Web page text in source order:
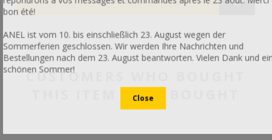
CUSTOMERS WHO BOUGHT
THIS ITEM ALSO BOUGHT
bon été!
ANEL ist vom 10. bis einschließlich 23. August wegen der
Sommerferien geschlossen. Wir werden Ihre Nachrichten und
Bestellungen nach dem 23. August beantworten. Vielen Dank und
schönen Sommer!